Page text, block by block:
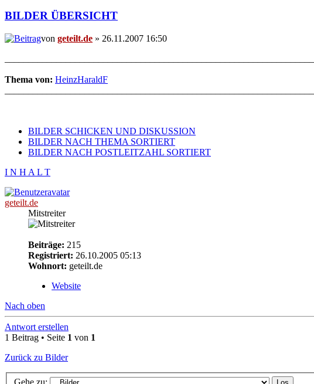
BILDER ÜBERSICHT
von geteilt.de » 26.11.2007 16:50
Thema von: HeinzHaraldF
BILDER SCHICKEN UND DISKUSSION
BILDER NACH THEMA SORTIERT
BILDER NACH POSTLEITZAHL SORTIERT
I N H A L T
geteilt.de
Mitstreiter
Beiträge: 215
Registriert: 26.10.2005 05:13
Wohnort: geteilt.de
Website
Nach oben
Antwort erstellen
1 Beitrag • Seite 1 von 1
Zurück zu Bilder